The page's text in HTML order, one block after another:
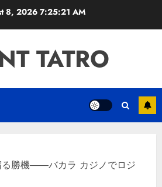
8, 2026 7:25:22 AM
TATRO
る勝機――バカラ カジノでロジ